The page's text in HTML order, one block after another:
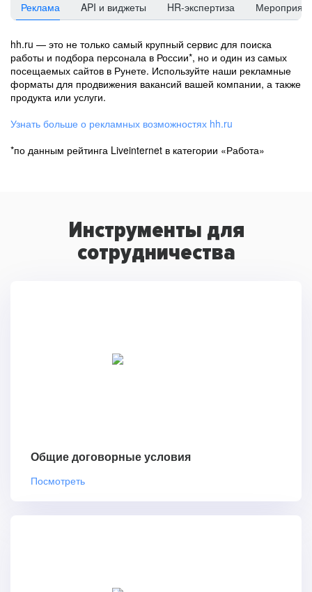
Реклама API и виджеты HR-экспертиза
hh.ru — это не только самый крупный сервис для поиска
работы и подбора персонала в России*, но и один из самых
посещаемых сайтов в Рунете. Используйте наши рекламные
форматы для продвижения вакансий вашей компании, а также
продукта или услуги.
Узнать больше о рекламных возможностях hh.ru
*по данным рейтинга Liveinternet в категории «Работа»
Инструменты для
сотрудничества
Общие договорные условия
Посмотреть